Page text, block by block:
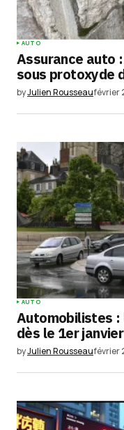
AUTO
Assurance auto
sous protoxyde
byJulien Rousseaufévrier
AUTO
Automobilistes :
dès le 1er janvier
byJulien Rousseaufévrier